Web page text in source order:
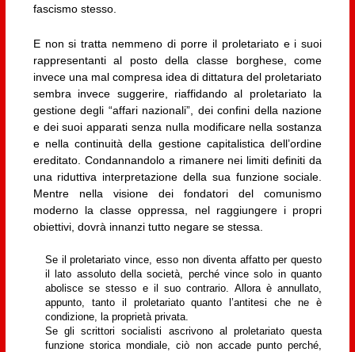
fascismo stesso.
E non si tratta nemmeno di porre il proletariato e i suoi
rappresentanti al posto della classe borghese, come
invece una mal compresa idea di dittatura del proletariato
sembra invece suggerire, riaffidando al proletariato la
gestione degli “affari nazionali”, dei confini della nazione
e dei suoi apparati senza nulla modificare nella sostanza
e nella continuità della gestione capitalistica dell’ordine
ereditato. Condannandolo a rimanere nei limiti definiti da
una riduttiva interpretazione della sua funzione sociale.
Mentre nella visione dei fondatori del comunismo
moderno la classe oppressa, nel raggiungere i propri
obiettivi, dovrà innanzi tutto negare se stessa.
Se il proletariato vince, esso non diventa affatto per questo
il lato assoluto della società, perché vince solo in quanto
abolisce se stesso e il suo contrario. Allora è annullato,
appunto, tanto il proletariato quanto l’antitesi che ne è
condizione, la proprietà privata.
Se gli scrittori socialisti ascrivono al proletariato questa
funzione storica mondiale, ciò non accade punto perché,